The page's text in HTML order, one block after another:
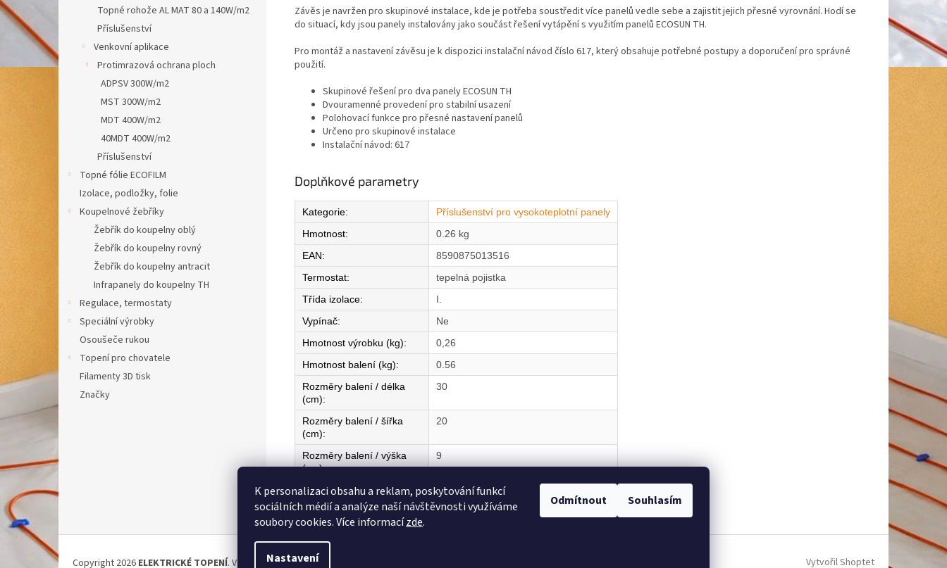
K personalizaci obsahu a reklam, poskytování funkcí
sociálních médií a analýze naší návštěvnosti využíváme
soubory cookies. Více informacízde.
Nastavení
Odmítnout Souhlasím
Topné rohože AL MAT 80 a 140W/m2
Příslušenství
Venkovní aplikace
Protimrazová ochrana ploch
ADPSV 300W/m2
MST 300W/m2
MDT 400W/m2
40MDT 400W/m2
Příslušenství
Topné fólie ECOFILM
Izolace, podložky, folie
Koupelnové žebříky
Žebřík do koupelny oblý
Žebřík do koupelny rovný
Žebřík do koupelny antracit
Infrapanely do koupelny TH
Regulace, termostaty
Speciální výrobky
Osoušeče rukou
Topení pro chovatele
Filamenty 3D tisk
Značky
Závěs je navržen pro skupinové instalace, kde je potřeba soustředit více panelů vedle sebe a zajistit jejich přesné vyrovnání. Hodí se
do situací, kdy jsou panely instalovány jako součást řešení vytápění s využitím panelů ECOSUN TH.
Pro montáž a nastavení závěsu je k dispozici instalační návod číslo 617, který obsahuje potřebné postupy a doporučení pro správné
použití.
Skupinové řešení pro dva panely ECOSUN TH
Dvouramenné provedení pro stabilní usazení
Polohovací funkce pro přesné nastavení panelů
Určeno pro skupinové instalace
Instalační návod: 617
Doplňkové parametry
Kategorie:
Příslušenství pro vysokoteplotní panely
Hmotnost:
0.26 kg
EAN:
8590875013516
Termostat:
tepelná pojistka
Třída izolace:
I.
Vypínač:
Ne
Hmotnost výrobku (kg):
0,26
Hmotnost balení (kg):
0.56
Rozměry balení / délka
(cm):
30
Rozměry balení / šířka
(cm):
20
Rozměry balení / výška
(cm):
9
Země původu: CZ
Vytvořil Shoptet
Copyright 2026 ELEKTRICKÉ TOPENÍ. Všechna práva vyhrazena.